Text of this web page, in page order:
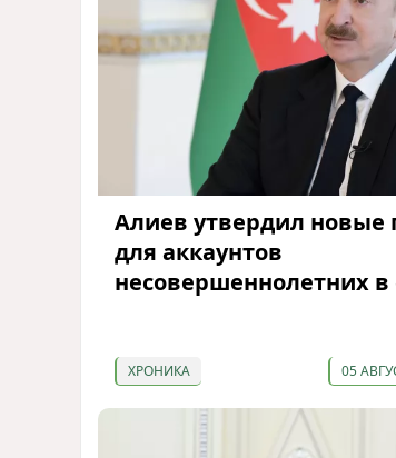
Алиев утвердил новые
для аккаунтов
несовершеннолетних в
ХРОНИКА 05